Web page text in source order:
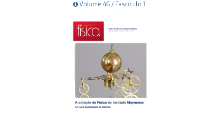
Volume 46 / Fascículo 1